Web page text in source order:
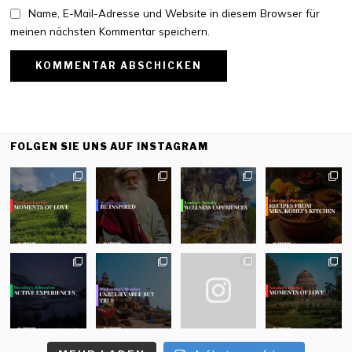
Name, E-Mail-Adresse und Website in diesem Browser für
meinen nächsten Kommentar speichern.
FOLGEN SIE UNS AUF INSTAGRAM